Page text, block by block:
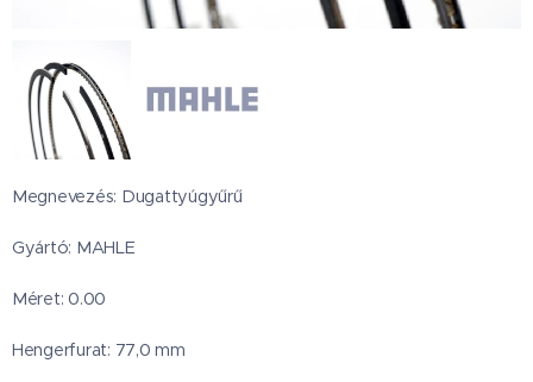
Megnevezés: Dugattyúgyűrű
Gyártó: MAHLE
Méret: 0.00
Hengerfurat: 77,0 mm